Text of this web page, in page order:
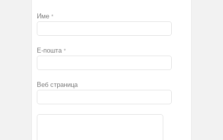
Име *
Е-пошта *
Веб страница